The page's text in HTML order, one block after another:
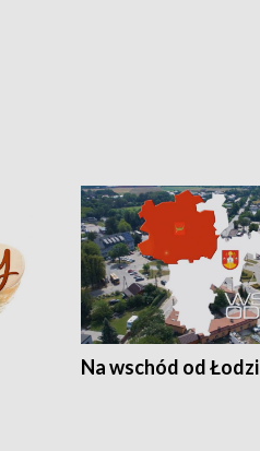
Na wschód od Łodzi